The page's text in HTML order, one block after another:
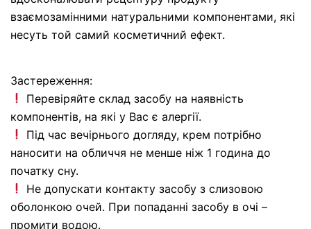
взаємозамінними натуральними компонентами, які
несуть той самий косметичний ефект.
Застереження:
Перевіряйте склад засобу на наявність
компонентів, на які у Вас є алергії.
Під час вечірнього догляду, крем потрібно
наносити на обличчя не менше ніж 1 година до
початку сну.
Не допускати контакту засобу з слизовою
оболонкою очей. При попаданнi засобу в очi –
промити водою.